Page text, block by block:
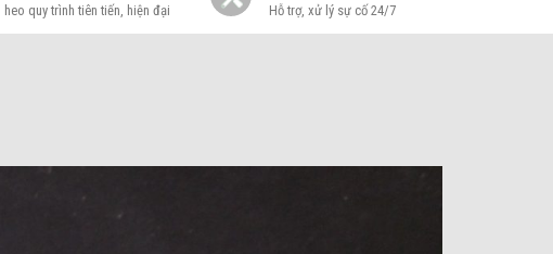
heo quy trình tiên tiến, hiện đại Hỗ trợ, xử lý sự cố 24/7